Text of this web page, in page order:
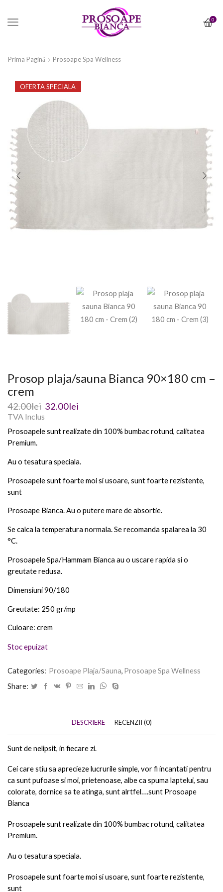
0
Menu
Prima Pagină Prosoape Spa Wellness
OFERTA SPECIALA
Prosop plaja/sauna Bianca 90×180 cm –
crem
42.00lei 32.00lei
TVA Inclus
Prosoapele sunt realizate din 100% bumbac rotund, calitatea
Premium.
Au o tesatura speciala.
Prosoapele sunt foarte moi si usoare, sunt foarte rezistente,
sunt
Prosoape Bianca. Au o putere mare de absortie.
Se calca la temperatura normala. Se recomanda spalarea la 30
°C.
Prosoapele Spa/Hammam Bianca au o uscare rapida si o
greutate redusa.
Dimensiuni 90/180
Greutate: 250 gr/mp
Culoare: crem
Stoc epuizat
Categories: Prosoape Plaja/Sauna, Prosoape Spa Wellness
Share:
DESCRIERE RECENZII (0)
Sunt de nelipsit, in fiecare zi.
Cei care stiu sa aprecieze lucrurile simple, vor fi incantati pentru
ca sunt pufoase si moi, prietenoase, albe ca spuma laptelui, sau
colorate, dornice sa te atinga, sunt alrtfel….sunt Prosoape
Bianca
Prosoapele sunt realizate din 100% bumbac rotund, calitatea
Premium.
Au o tesatura speciala.
Prosoapele sunt foarte moi si usoare, sunt foarte rezistente,
sunt